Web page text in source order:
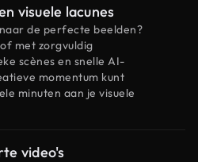
visuele lacunes
de perfecte beelden?
met zorgvuldig
scènes en snelle AI-
momentum kunt
minuten aan je visuele
video's